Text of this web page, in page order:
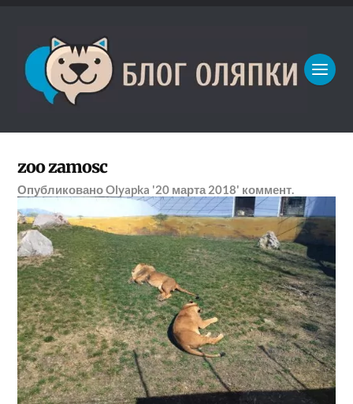
zoo zamosc
ОпубликованоOlyapka '20 марта 2018' коммент.